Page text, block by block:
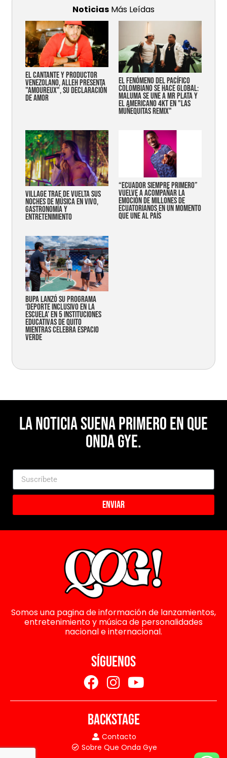
Noticias Más Leídas
EL CANTANTE Y PRODUCTOR
VENEZOLANO, ALLEH PRESENTA
"AMOUREUX", SU DECLARACIÓN
DE AMOR
EL FENÓMENO DEL PACÍFICO
COLOMBIANO SE HACE GLOBAL:
MALUMA SE UNE A MR PLATA Y
EL AMERICANO 4KT EN "LAS
MUÑEQUITAS REMIX"
Village trae de vuelta sus
noches de música en vivo,
gastronomía y
entretenimiento
“Ecuador siempre primero”
vuelve a acompañar la
emoción de millones de
ecuatorianos en un momento
que une al país
Bupa lanzó su programa
‘Deporte Inclusivo en la
Escuela’ en 5 instituciones
educativas de Quito
mientras celebra espacio
verde
La noticia suena primero en Que
Onda Gye.
Enviar
Somos una pagina de información de lanzamientos,
entretenimiento y música de personalidades
nacional e internacional.
SÍGUENOS
BACKSTAGE
Contacto
Sobre Que Onda Gye